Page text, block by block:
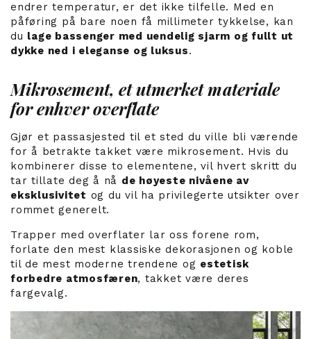
endrer temperatur, er det ikke tilfelle. Med en
påføring på bare noen få millimeter tykkelse, kan
du lage bassenger med uendelig sjarm og fullt ut
dykke ned i eleganse og luksus.
Mikrosement, et utmerket materiale
for enhver overflate
Gjør et passasjested til et sted du ville bli værende
for å betrakte takket være mikrosement. Hvis du
kombinerer disse to elementene, vil hvert skritt du
tar tillate deg å nå de høyeste nivåene av
eksklusivitet og du vil ha privilegerte utsikter over
rommet generelt.
Trapper med overflater lar oss forene rom,
forlate den mest klassiske dekorasjonen og koble
til de mest moderne trendene og estetisk
forbedre atmosfæren, takket være deres
fargevalg.